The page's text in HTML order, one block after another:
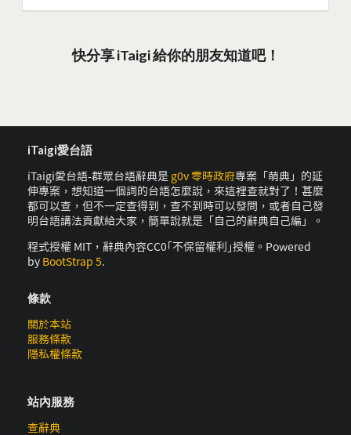
快分享 iTaigi 給你的朋友知道吧！
iTaigi愛台語
iTaigi愛台語-群眾台語辭典是 g0v 零時政府專案「萌典」的延
伸專案，想知道一個詞的台語怎麼說，來這裡查就對了！甚麼
都可以查，但不一定查得到，查不到時可以發問，或者自己發
明台語講法貢獻給大家，簡單說就是「自己的辭典自己編」。
程式授權 MIT，辭典內容CC0｢不保留權利｣授權。Powered
by BootStrap 5.
條款
關於本站
服務條款
隱私權條款
站內服務
查辭典